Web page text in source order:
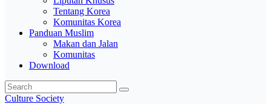
Tentang Korea
Komunitas Korea
Panduan Muslim
Makan dan Jalan
Komunitas
Download
Culture Society